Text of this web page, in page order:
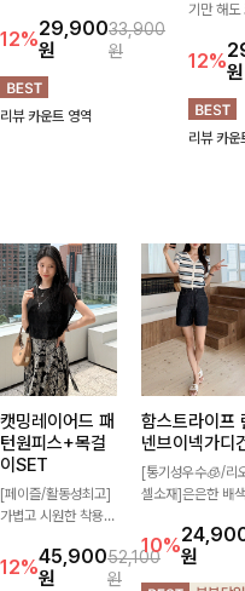
볍게 툭 입기만 해도 멋스러운
스타일을 완성해드려요- 여유
로운 핏으로 군살은 자연스럽
게 커버해주고, 편안한 착용감
까지 더해 손이 자주 가는 데일
12%29,900
원
33,900
원
리뷰 카운트 영역
기만 해도
지는 프릴
포인트를
잔한 링클
한 허리밴
뜻하고 쾌
12%원
리뷰 카운
캣밍레이어드 패
턴원피스+목걸
이SET
[페이즐/활동성최고]
가볍고 시원한 착용감
없이 즐기기 좋은 라
운드 니트 🤍 베이직
12%45,900
원
52,100
원
함스트라이프
넨브이넥가디
[통기성우수🧊/리
셀소재]은은한 배색
캐주얼하면서도 산
한 무드 살려주는 니
트 가디건 💛 브이
10%원